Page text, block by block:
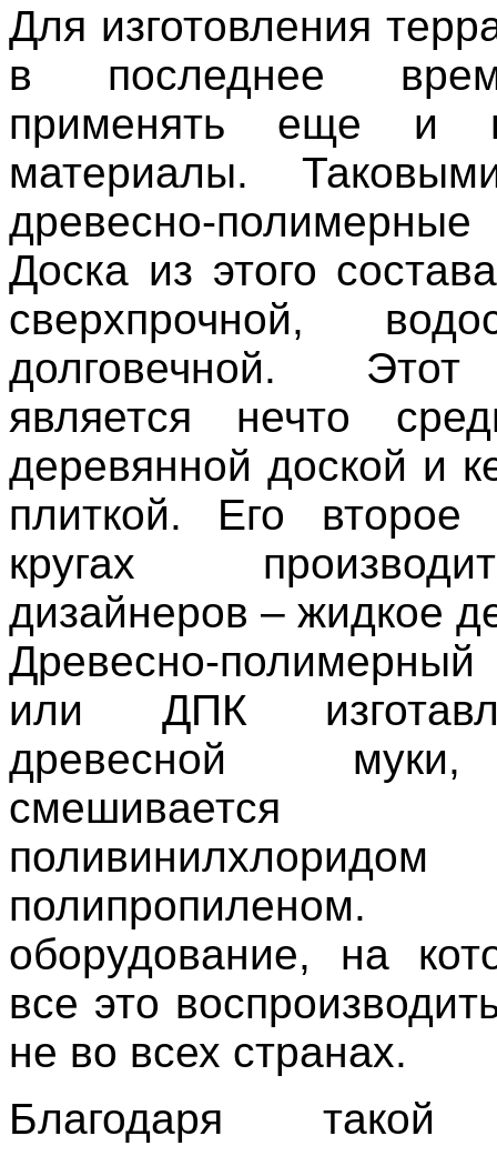
Для изготовления
в последнее
применять еще и
материалы.
древесно-
Доска из этого
сверхпрочной,
долговечной.
является нечто
деревянной доской и
плиткой. Его второе
кругах
дизайнеров – жидкое
Древесно-
или ДПК
древесной
оборудование, на
все это
не во всех странах.
Благодаря такой